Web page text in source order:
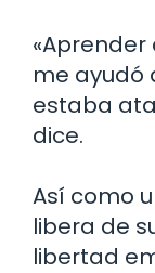
me ayudó
estaba
dice.
Así como
libera de
libertad